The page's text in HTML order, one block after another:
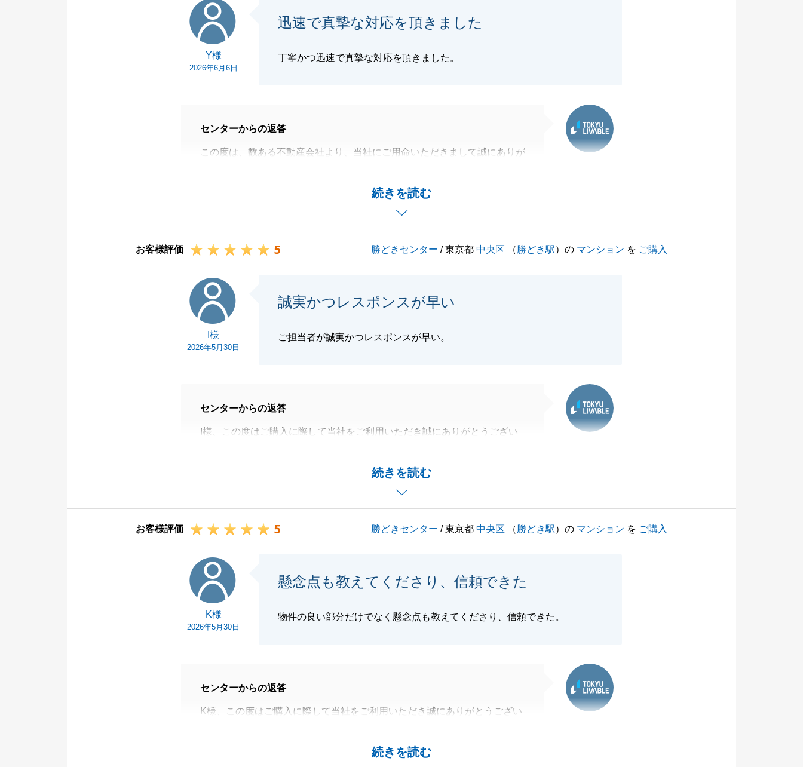
今後とも宜しくお願い申し上げます。
Y様
2026年6月6日
迅速で真摯な対応を頂きました
丁寧かつ迅速で真摯な対応を頂きました。
続きを読む
センターからの返答
この度は、数ある不動産会社より、当社にご用命いただきまして誠にありが
こちらからのご依頼に対して、Ｙ様がいつも迅速に対応頂いたおかげでござ
今後もお困りのことがございましたら、いつでもお力になりますので、
閉じる
お客様評価 5 勝どきセンター / 東京都中央区 （勝どき駅）の マンション を ご購入
I様
2026年5月30日
誠実かつレスポンスが早い
ご担当者が誠実かつレスポンスが早い。
続きを読む
センターからの返答
I様、この度はご購入に際して当社をご利用いただき誠にありがとうござい
I様にはお打ち合わせや現地確認で何度も足を運んで頂き、
またローンのお手続きについても迅速にご対応頂き感謝しております。
引き続き、ご売却のサポートをさせて頂きますので、
閉じる
お客様評価 5 勝どきセンター / 東京都中央区 （勝どき駅）の マンション を ご購入
K様
2026年5月30日
懸念点も教えてくださり、信頼できた
物件の良い部分だけでなく懸念点も教えてくださり、信頼できた。
続きを読む
センターからの返答
K様、この度はご購入に際して当社をご利用いただき誠にありがとうござい
ご契約後に担当者の異動によりご不便をお掛けしてしまいましたが、
K様にいつも迅速にご対応頂き感謝しております。